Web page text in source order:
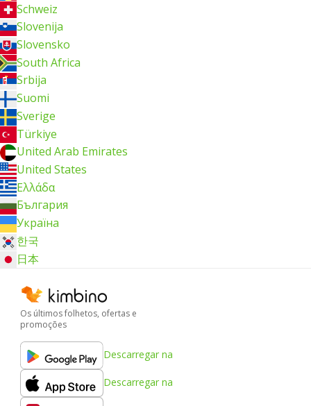
Schweiz
Slovenija
Slovensko
South Africa
Srbija
Suomi
Sverige
Türkiye
United Arab Emirates
United States
Ελλάδα
България
Україна
한국
日本
Os últimos folhetos, ofertas e
promoções
Descarregar na
Descarregar na